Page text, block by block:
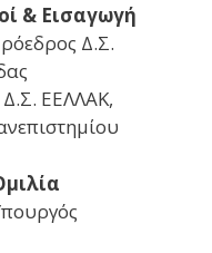
& Εισαγωγή
Δ.Σ.
ΕΕΛΛΑΚ,